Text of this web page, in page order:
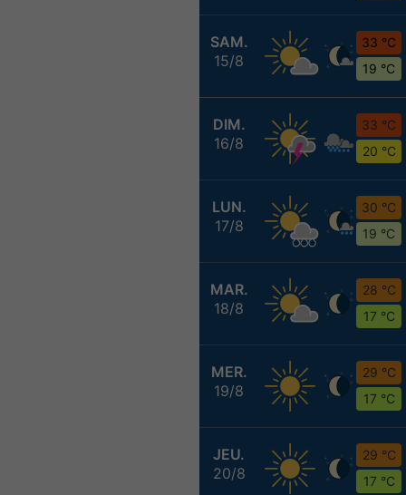
SAM.
15/8
33 °C
19 °C
DIM.
16/8
33 °C
20 °C
LUN.
17/8
30 °C
19 °C
MAR.
18/8
28 °C
17 °C
MER.
19/8
29 °C
17 °C
JEU.
20/8
29 °C
17 °C